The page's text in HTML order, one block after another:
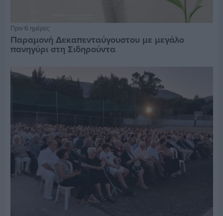
Πριν 6 ημέρες
Παραμονή Δεκαπενταύγουστου με μεγάλο
πανηγύρι στη Σιδηρούντα